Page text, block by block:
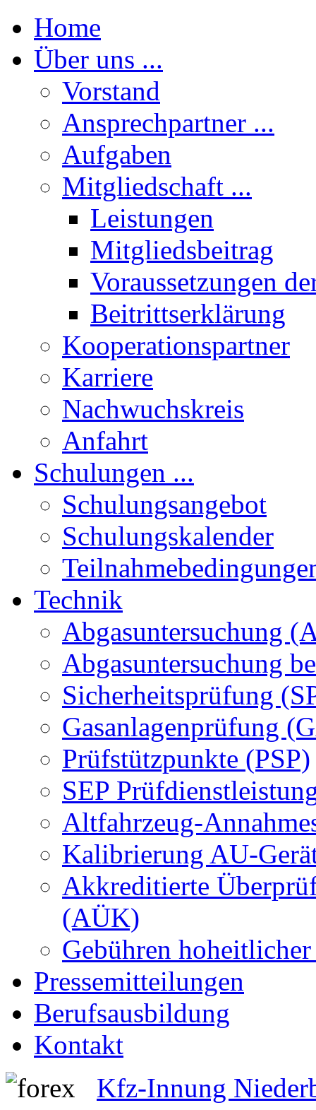
Home
Über uns ...
Vorstand
Ansprechpartner ...
Aufgaben
Mitgliedschaft ...
Leistungen
Mitgliedsbeitrag
Voraussetzungen
Beitrittserklärung
Kooperationspartner
Karriere
Nachwuchskreis
Anfahrt
Schulungen ...
Schulungsangebot
Schulungskalender
Technik
Abgasuntersuchung
Abgasuntersuchung
Sicherheitsprüfung
Gasanlagenprüfung
Prüfstützpunkte (PSP)
SEP
Altfahrzeug-
Kalibrierung AU-
Akkreditierte
(AÜK)
Gebühren
Pressemitteilungen
Berufsausbildung
Kontakt
Kfz-Innung